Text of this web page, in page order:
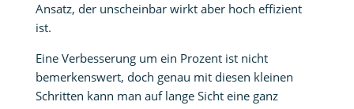
Ansatz, der unscheinbar wirkt aber hoch effizient
ist.
Eine Verbesserung um ein Prozent ist nicht
bemerkenswert, doch genau mit diesen kleinen
Schritten kann man auf lange Sicht eine ganz